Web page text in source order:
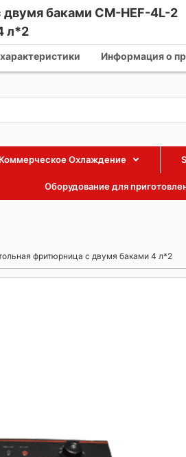
Коммерческое Охлаждение
Оборудование для
фритюрница с двумя баками 4 л*2
баками CM-HEF-4L-2
л*2
Информация о